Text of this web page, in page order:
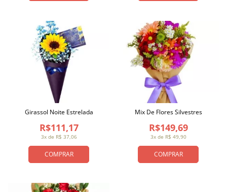
COMPRAR
3x de R$ 37,06
R$111,17
Girassol Noite Estrelada
COMPRAR
3x de R$ 49,90
R$149,69
Mix De Flores Silvestres